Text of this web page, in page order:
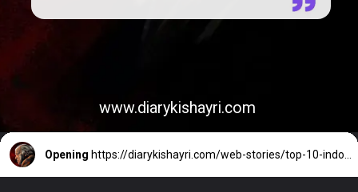
www.diarykishayri.com
Opening